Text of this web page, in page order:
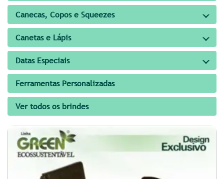
Canecas, Copos e Squeezes
Canetas e Lápis
Datas Especiais
Ferramentas Personalizadas
Ver todos os brindes